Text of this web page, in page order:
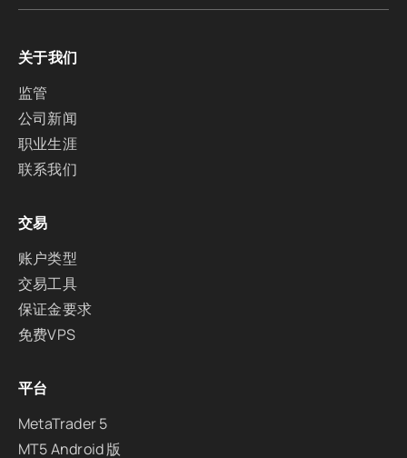
关于我们
监管
公司新闻
职业生涯
联系我们
交易
账户类型
交易工具
保证金要求
免费VPS
平台
MetaTrader 5
MT5 Android 版